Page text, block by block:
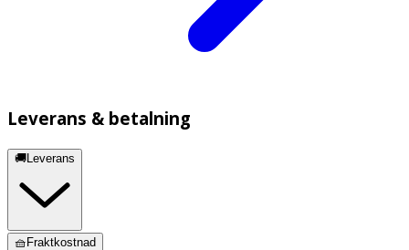
Leverans & betalning
🚚Leverans
🧺Fraktkostnad